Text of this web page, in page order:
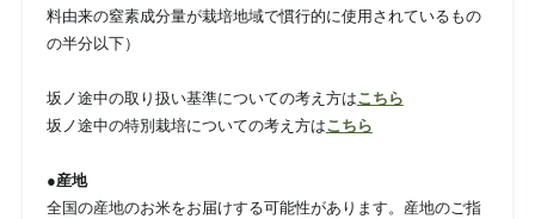
料由来の窒素成分量が栽培地域で慣行的に使用されているもの
の半分以下）
坂ノ途中の取り扱い基準についての考え方はこちら
坂ノ途中の特別栽培についての考え方はこちら
●産地
全国の産地のお米をお届けする可能性があります。産地のご指